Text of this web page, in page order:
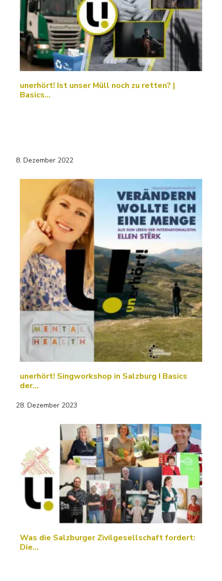
unerhört! Ist unser Müll noch zu retten? |
Basics…
8. Dezember 2022
unerhört! Singworkshop in Salzburg I Basics
der…
28. Dezember 2023
Was die Salzburger Zivilgesellschaft fordert:
Die…